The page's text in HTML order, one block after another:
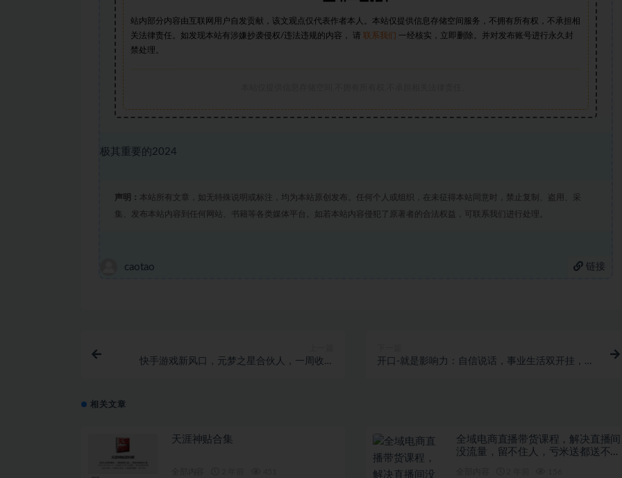
站内部分内容由互联网用户自发贡献，该文观点仅代表作者本人。本站仅提供信息存储空间服务，不拥有所有权，不承担相
关法律责任。如发现本站有涉嫌抄袭侵权/违法违规的内容， 请 联系我们 一经核实，立即删除。并对发布账号进行永久封
禁处理。
极其重要的2024
声明： 本站所有文章，如无特殊说明或标注，均为本站原创发布。任何个人或组织，在未征得本站同意时，禁止复制、盗用、采
集、发布本站内容到任何网站、书籍等各类媒体平台。如若本站内容侵犯了原著者的合法权益，可联系我们进行处理。
caotao 链接
快手游戏新风口，元梦之星合伙人，一周收入
开口-就是影响力：自信说话，事业生活双开挂，一
相关文章
天涯神贴合集
全域电商直播带货课程，解决直播间
没流量，留不住人，亏米送都送不出